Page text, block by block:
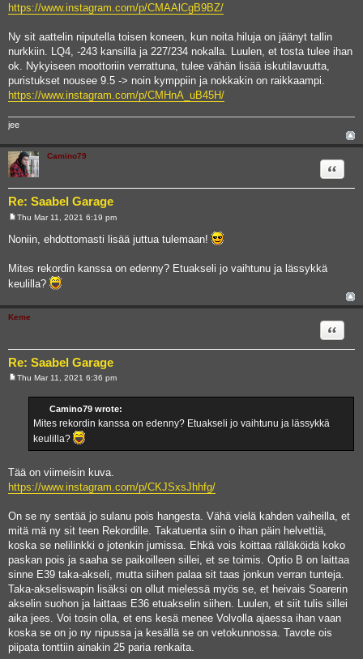
https://www.instagram.com/p/CMAAlCgB9BZ/
Ny sit aattelin niputella toisen koneen, kun noita hiluja on jäänyt tallin
nurkkiin. LQ4, -243 kansilla ja 227/234 nokalla. Luulen, et tosta tulee ihan
ok. Nykyiseen moottoriin verrattuna, tulee vähän lisää iskutilavuutta,
puristukset nousee 9.5 -> noin kymppiin ja nokkakin on raikkaampi.
https://www.instagram.com/p/CMHnA_uB45H/
jee
Camino79
Re: Saabel Garage
Quote
s
Thu Mar 11, 2021 6:19 pm
Noniin, ehdottomasti lisää juttua tulemaan!
Mites rekordin kanssa on edenny? Etuakseli jo vaihtunu ja lässykkä
keulilla?
Keme
Re: Saabel Garage
Quote
Thu Mar 11, 2021 6:36 pm
Camino79 wrote:
Mites rekordin kanssa on edenny? Etuakseli jo vaihtunu ja lässykkä
keulilla?
Tää on viimeisin kuva.
https://www.instagram.com/p/CKJSxsJhhfg/
On se ny sentää jo sulanu pois hangesta. Vähä vielä kahden vaiheilla, et
mitä mä ny sit teen Rekordille. Takatuenta siin o ihan päin helvettiä,
koska se nelilinkki o jotenkin jumissa. Ehkä vois koittaa rälläköidä koko
paskan pois ja saaha se paikoilleen sillei, et se toimis. Optio B on laittaa
sinne E39 taka-akseli, mutta siihen palaa sit taas jonkun verran tunteja.
Taka-akseliswapin lisäksi on ollut mielessä myös se, et heivais Soarerin
akselin suohon ja laittaas E36 etuakselin siihen. Luulen, et siit tulis sillei
aika jees. Voi tosin olla, et ens kesä menee Volvolla ajaessa ihan vaan
koska se on jo ny nipussa ja kesällä se on vetokunnossa. Tavote ois
piipata tonttiin ainakin 25 paria renkaita.